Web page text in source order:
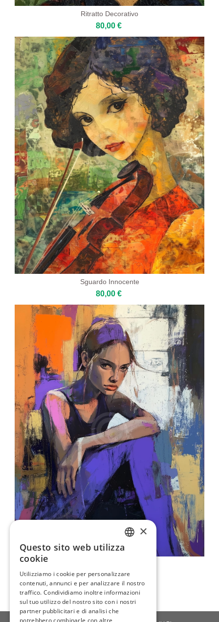
Ritratto Decorativo
80,00 €
Sguardo Innocente
80,00 €
109,00 €
GERMAN
FRENCH
×
Questo sito web utilizza
cookie
Utilizziamo i cookie per personalizzare
contenuti, annunci e per analizzare il nostro
traffico. Condividiamo inoltre informazioni
sul tuo utilizzo del nostro sito con i nostri
partner pubblicitari e di analisi che
potrebbero combinarle con altre